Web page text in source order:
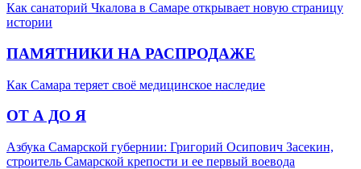
Как санаторий Чкалова в Самаре открывает новую страницу
истории
ПАМЯТНИКИ НА РАСПРОДАЖЕ
Как Самара теряет своё медицинское наследие
ОТ А ДО Я
Азбука Самарской губернии: Григорий Осипович Засекин,
строитель Самарской крепости и ее первый воевода